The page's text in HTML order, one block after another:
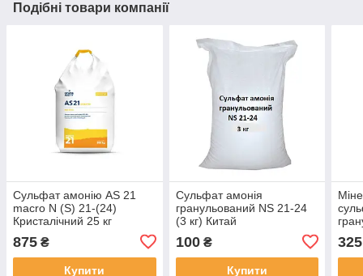
Подібні товари компанії
Сульфат амонію AS 21
macro N (S) 21-(24)
Кристалічний 25 кг
875 ₴
Купити
Сульфат амонія
гранульований NS 21-24
(3 кг) Китай
100₴
Купити
325